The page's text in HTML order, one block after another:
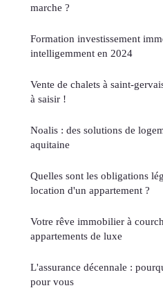
marche ?
Formation investissement
intelligemment en 2024
Vente de chalets à saint-
à saisir !
Noalis : des solutions de
aquitaine
Quelles sont les obligations
location d'un appartement ?
Votre rêve immobilier à
appartements de luxe
L'assurance décennale :
pour vous